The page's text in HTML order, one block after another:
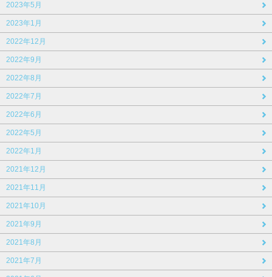
2023年5月
2023年1月
2022年12月
2022年9月
2022年8月
2022年7月
2022年6月
2022年5月
2022年1月
2021年12月
2021年11月
2021年10月
2021年9月
2021年8月
2021年7月